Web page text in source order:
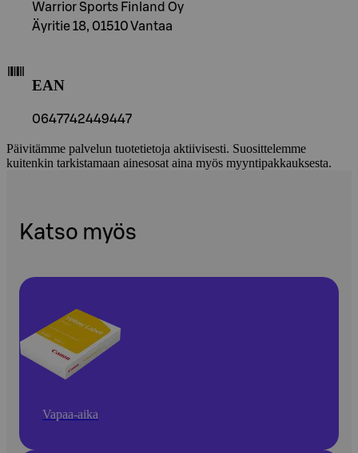
Warrior Sports Finland Oy
Äyritie 18, 01510 Vantaa
EAN
0647742449447
Päivitämme palvelun tuotetietoja aktiivisesti. Suosittelemme
kuitenkin tarkistamaan ainesosat aina myös myyntipakkauksesta.
Katso myös
Vapaa-aika